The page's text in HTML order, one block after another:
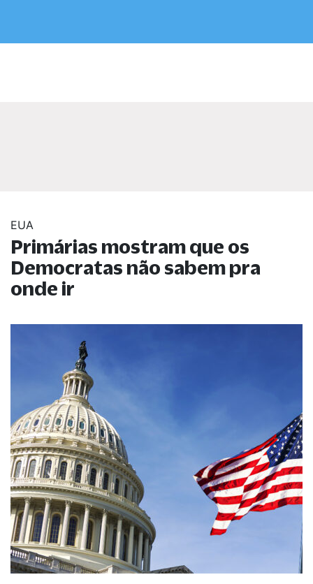
EUA
Primárias mostram que os
Democratas não sabem pra
onde ir